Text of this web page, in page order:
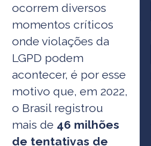
ocorrem diversos
momentos críticos
onde violações da
LGPD podem
acontecer, é por esse
motivo que, em 2022,
o Brasil registrou
mais de 46 milhões
de tentativas de